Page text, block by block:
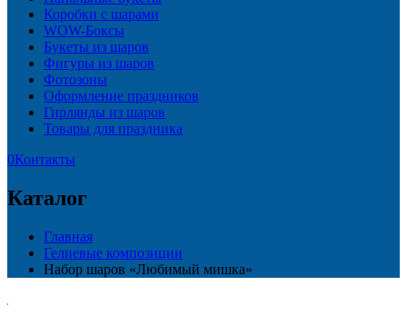
Коробки с шарами
WOW-Боксы
Букеты из шаров
Фигуры из шаров
Фотозоны
Оформление праздников
Гирлянды из шаров
Товары для праздника
0Контакты
Каталог
Главная
Гелиевые композиции
Набор шаров «Любимый мишка»